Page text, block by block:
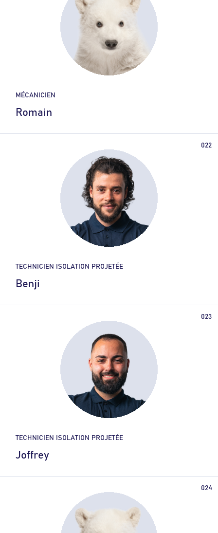
MÉCANICIEN
Romain
TECHNICIEN ISOLATION PROJETÉE
Benji
TECHNICIEN ISOLATION PROJETÉE
Joffrey